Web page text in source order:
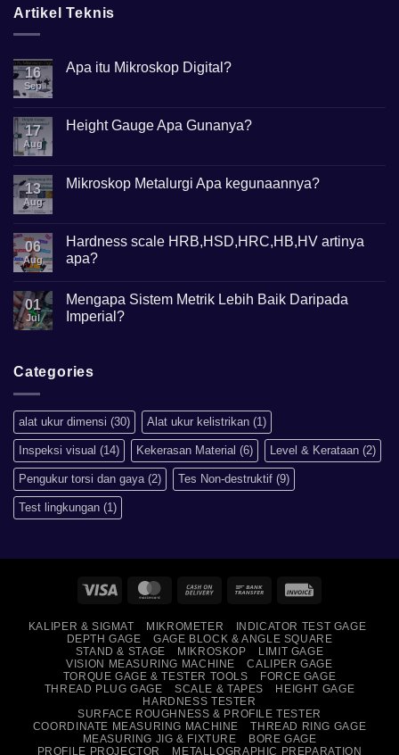
Artikel Teknis
16
Sep
Apa itu Mikroskop Digital?
Apa
itu
17
Aug
Height Gauge Apa Gunanya?
Height
Gauge
13
Aug
Mikroskop Metalurgi Apa kegunaannya?
Mikroskop
Metalurgi
Apa
06
Aug
Hardness scale HRB,HSD,HRC,HB,HV artinya
apa?
on
Hardness
scale
01
Jul
Mengapa Sistem Metrik Lebih Baik Daripada
Imperial?
Mengapa
Sistem
Baik
Daripada
Imperial?
Categories
alat ukur dimensi (30) Alat ukur kelistrikan (1)
Inspeksi visual (14) Kekerasan Material (6) Level & Kerataan (2)
Pengukur torsi dan gaya (2) Tes Non-destruktif (9)
Test lingkungan (1)
Visa MasterCardCash
Delivery
Bank
KALIPER & SIGMAT MIKROMETER
INDICATOR TEST GAGE
DEPTH GAGE
GAGE BLOCK & ANGLE SQUARE
STAND & STAGE
MIKROSKOP
LIMIT GAGE
VISION MEASURING MACHINE
CALIPER GAGE
TORQUE GAGE & TESTER TOOLS
FORCE GAGE
THREAD PLUG GAGE
SCALE & TAPES
HEIGHT GAGE
HARDNESS TESTER
SURFACE ROUGHNESS & PROFILE TESTER
COORDINATE MEASURING MACHINE
THREAD RING GAGE
MEASURING JIG & FIXTURE
BORE GAGE
PROFILE PROJECTOR
METALLOGRAPHIC PREPARATION